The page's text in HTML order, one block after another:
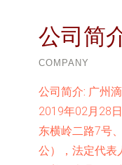
公司简
COMPANY
公司简介: 广州
2019年02月28
东横岭二路7号
公），法定代表